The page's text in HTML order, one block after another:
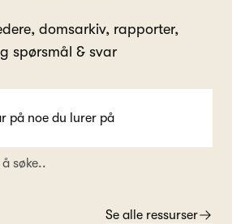
domsarkiv, rapporter,
spørsmål & svar
søke..
Se alle ressurser